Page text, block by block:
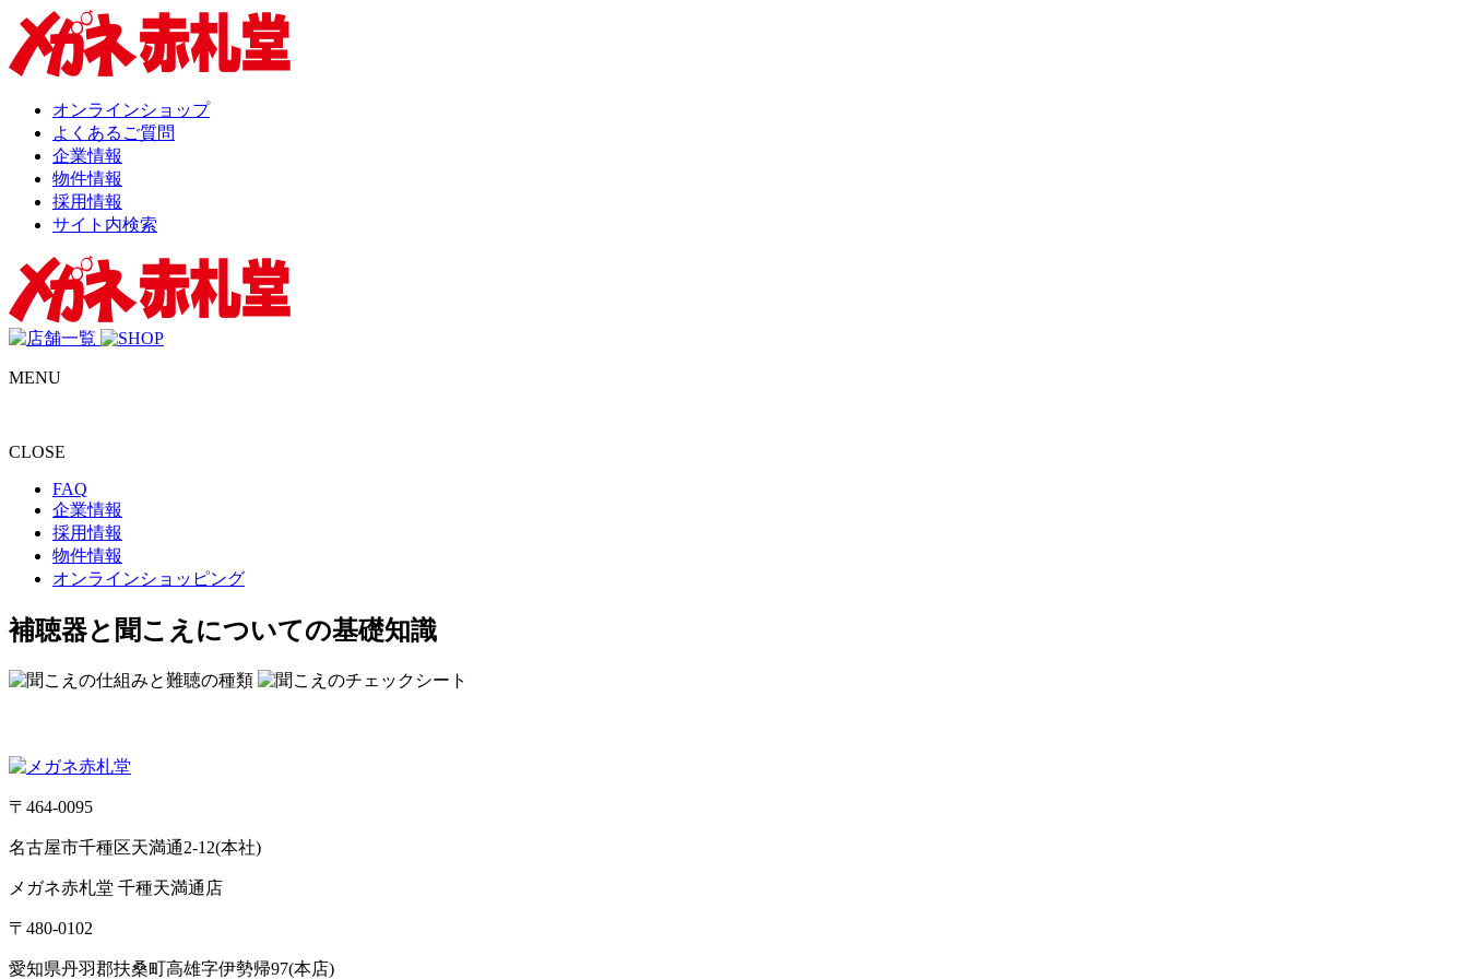
オンラインショップ
よくあるご質問
企業情報
物件情報
採用情報
サイト内検索
MENU
CLOSE
FAQ
企業情報
採用情報
物件情報
オンラインショッピング
補聴器と聞こえについての基礎知識
〒464-0095
名古屋市千種区天満通2-12(本社)
メガネ赤札堂 千種天満通店
〒480-0102
愛知県丹羽郡扶桑町高雄字伊勢帰97(本店)